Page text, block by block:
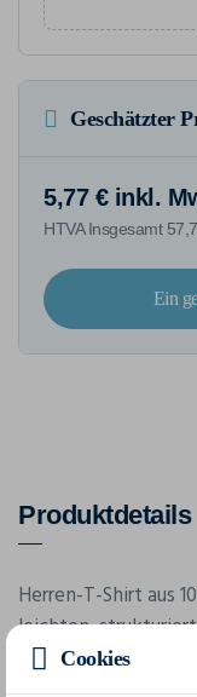
Geschätzter
5,77 € inkl.
HTVA Insgesamt
Ein
Produktdetails
Herren-T-Shirt aus
leichten,
Passform. Gerade
Cookies